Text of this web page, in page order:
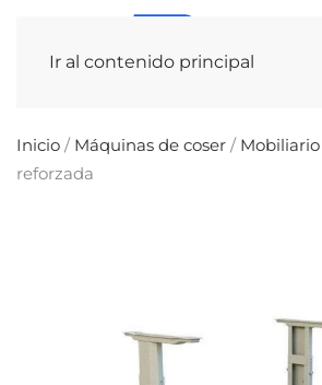
Ir al contenido principal
Inicio / Máquinas de coser / Mobiliario
reforzada